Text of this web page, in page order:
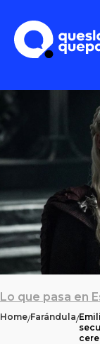
Lo que pasa en
Home/Farándula/